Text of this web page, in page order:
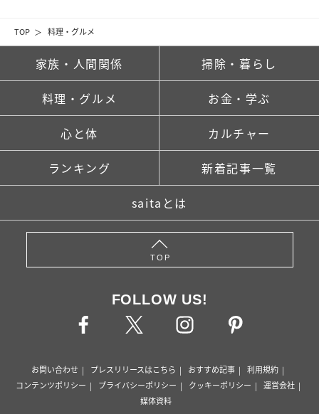
TOP 料理・グルメ
家族・人間関係 掃除・暮らし
料理・グルメ お金・学ぶ
心と体 カルチャー
ランキング 新着記事一覧
saitaとは
TOP
FOLLOW US!
お問い合わせ プレスリリースはこちら おすすめ記事
利用規約
コンテンツポリシー
プライバシーポリシー クッキーポリシー
運営会社
媒体資料